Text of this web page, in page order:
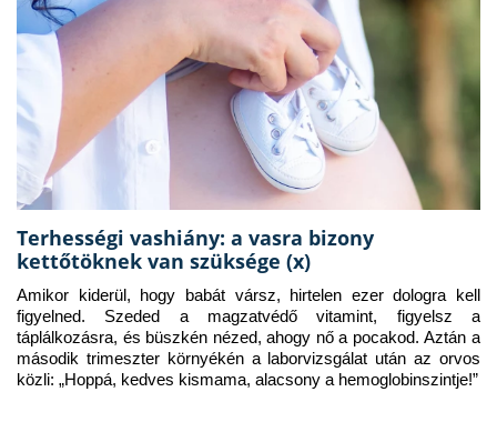
Terhességi vashiány: a vasra bizony
kettőtöknek van szüksége (x)
Amikor kiderül, hogy babát vársz, hirtelen ezer dologra kell
figyelned. Szeded a magzatvédő vitamint, figyelsz a
táplálkozásra, és büszkén nézed, ahogy nő a pocakod. Aztán a
második trimeszter környékén a laborvizsgálat után az orvos
közli: „Hoppá, kedves kismama, alacsony a hemoglobinszintje!”